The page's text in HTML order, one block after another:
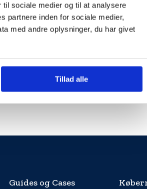
sociale medier og til at analysere
partnere inden for sociale medier,
med andre oplysninger, du har givet
Tillad alle
Guides og Cases